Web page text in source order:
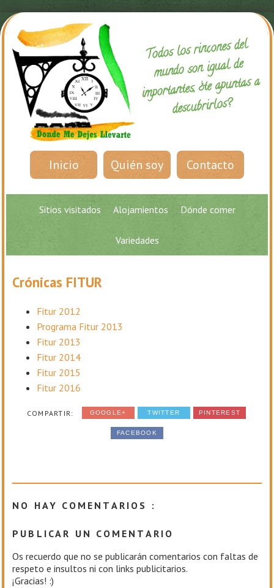
Todos los rincones del
mundo son igual de
importantes, ¿te apuntas a
descubrirlos?
Inicio Quién soy Contacto
Sitios visitados Alojamientos Dónde comer
Variedades
Crónicas FITUR
Fitur 2012
Programa Fitur 2013
Fitur 2013
Fitur 2014
Fitur 2015
Fitur 2016
COMPARTIR: GOOGLE+ TWITTER PINTEREST
FACEBOOK
NO HAY COMENTARIOS :
PUBLICAR UN COMENTARIO
Os recuerdo que no se publicarán comentarios con faltas de
respeto e insultos ni con links publicitarios.
¡Gracias! :)